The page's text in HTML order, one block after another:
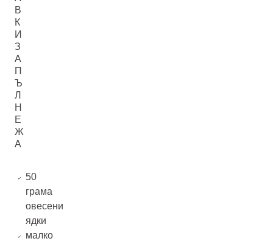
В
К
И
З
А
П
Ъ
Л
Н
Е
Ж
А
50
грама
овесени
ядки
малко